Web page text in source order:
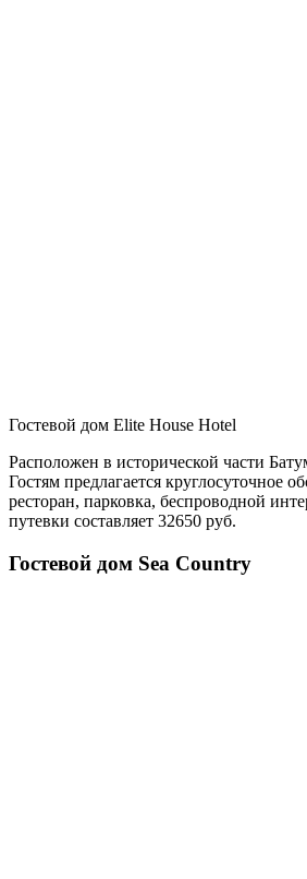
Гостевой дом Elite House Hotel
Расположен в исторической части
Гостям предлагается круглосуточное
ресторан, парковка, беспроводной
путевки составляет 32650 руб.
Гостевой дом Sea Country